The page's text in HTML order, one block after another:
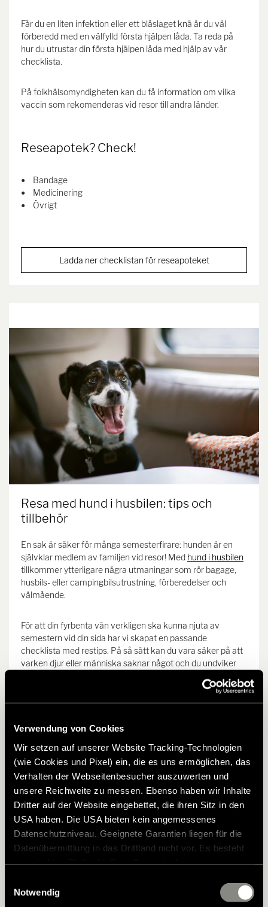
Verwendung von Cookies
Wir setzen auf unserer Website Tracking-Technologien
(wie Cookies und Pixel) ein, die es uns ermöglichen, das
Verhalten der Webseitenbesucher auszuwerten und
unsere Reichweite zu messen. Ebenso haben wir Inhalte
Dritter auf der Website eingebettet, die ihren Sitz in den
USA haben. Die USA bieten kein angemessenes
Datenschutzniveau. Geeignete Garantien liegen für die
Datenübermittlung in das Drittland nicht vor. Es besteht
zustehen. Eingesetzte Dienstleister können Daten für
Notwendig
Får du en liten infektion eller ett blåslaget knä är du väl
förberedd med en välfylld första hjälpen låda. Ta reda på
hur du utrustar din första hjälpen låda med hjälp av vår
checklista.
På folkhälsomyndigheten kan du få information om vilka
vaccin som rekomenderas vid resor till andra länder.
Reseapotek? Check!
Bandage
Medicinering
Övrigt
Ladda ner checklistan för reseapoteket
Resa med hund i husbilen: tips och
tillbehör
En sak är säker för många semesterfirare: hunden är en
självklar medlem av familjen vid resor! Med hund i husbilen
tillkommer ytterligare några utmaningar som rör bagage,
husbils- eller campingbilsutrustning, förberedelser och
välmående.
För att din fyrbenta vän verkligen ska kunna njuta av
semestern vid din sida har vi skapat en passande
checklista med restips. På så sätt kan du vara säker på att
varken djur eller människa saknar något och du undviker
Före resan
Måste ha
Djur-reseapotek
Tips för att resa med en fyrbent vän
Ladda ner checklista "Att resa med hund i